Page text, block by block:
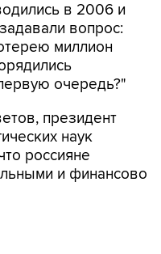
в 2006 и
вопрос:
миллион
очередь?"
президент
наук
россияне
и финансово